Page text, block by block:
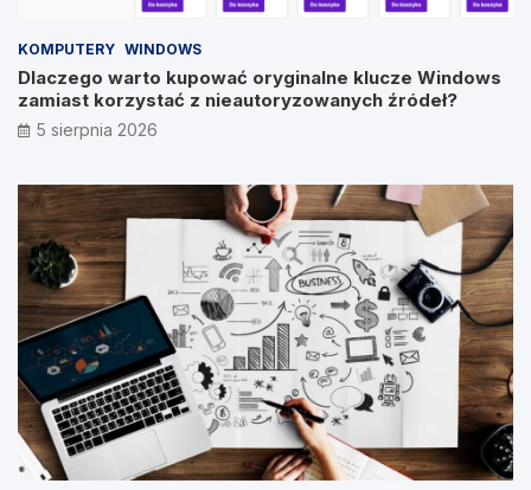
KOMPUTERY WINDOWS
Dlaczego warto kupować oryginalne klucze Windows
zamiast korzystać z nieautoryzowanych źródeł?
5 sierpnia 2026